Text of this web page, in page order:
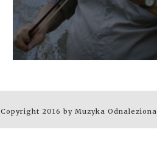
Copyright 2016 by Muzyka Odnaleziona